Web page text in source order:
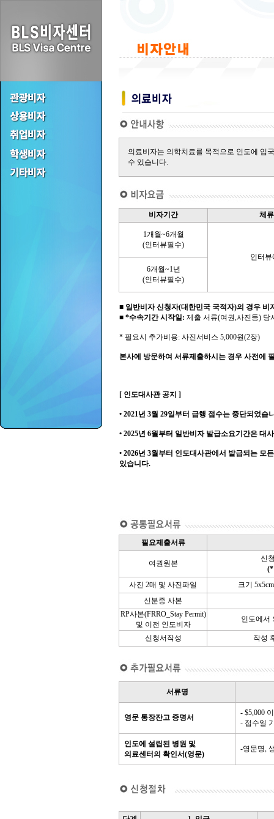
의료비자는 의학치료를 목적으로 인도에 입
수 있습니다.
비자기간 체
1개월~6개월
(인터뷰필수)
인터뷰
6개월~1년
(인터뷰필수)
■ 일반비자 신청자(대한민국 국적자)의 경우
■ *수속기간 시작일: 제출 서류(여권,사진등) 당
* 필요시 추가비용: 사진서비스 5,000원(2장)
본사에 방문하여 서류제출하시는 경우 사전에
[ 인도대사관 공지 ]
• 2021년 3월 29일부터 급행 접수는 중단되었습
• 2025년 6월부터 일반비자 발급소요기간은 대
• 2026년 3월부터 인도대사관에서 발급되는 모
있습니다.
필요제출서류
여권원본
신
(*
사진 2매 및 사진파일
크기
신분증 사본
RP사본(FRRO_Stay Permit)
및 이전 인도비자
인도에서
신청서작성 작성
서류명
영문 통장잔고 증명서
- $5,000
- 접수일
인도에 설립된 병원 및
의료센터의 확인서(영문)
-영문명,